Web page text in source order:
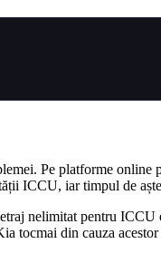
Pe platforme online
ICCU, iar timpul de
nelimitat pentru ICCU
tocmai din cauza acestor